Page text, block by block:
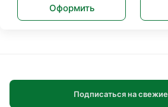
Оформить
Подписаться на